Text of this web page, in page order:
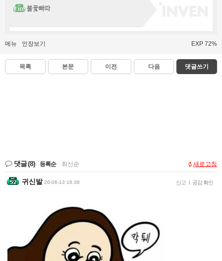
불꽃빠따
메뉴 인장보기 EXP 72%
목록 본문 이전 다음 댓글쓰기
댓글(8) 등록순 최신순 새로고침
귀신발 26-06-13 16:38 신고 | 공감 확인